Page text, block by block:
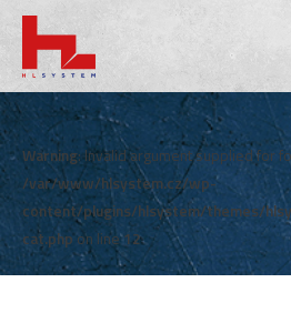
Warning: Invalid argument supplied for
/var/www/hlsystem.cz/wp-
content/plugins/hlsystem/themes/
cat.phpon line12